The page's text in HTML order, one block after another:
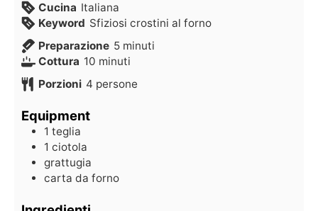
Cucina Italiana
Keyword Sfiziosi crostini al forno
Preparazione 5 minuti
Cottura 10 minuti
Porzioni 4 persone
Equipment
1 teglia
1 ciotola
grattugia
carta da forno